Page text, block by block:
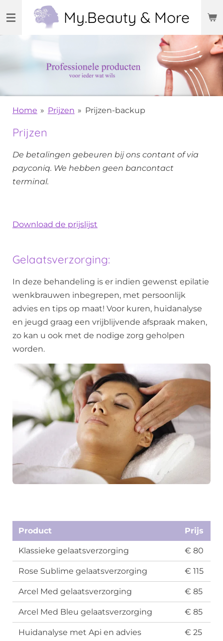
direct
hoofdinhoud
My.Beauty & More
Home » Prijzen » Prijzen-backup
Prijzen
De betalingen gebeuren bij ons contant of via
payconiq. We hebben geen bancontact
terminal.
Download de prijslijst
Gelaatsverzorging:
In deze behandeling is er indien gewenst epilatie
wenkbrauwen inbegrepen, met persoonlijk
advies en tips op maat! Voor kuren, huidanalyse
en jeugd graag een vrijblijvende afspraak maken,
zo kan u ook met de nodige zorg geholpen
worden.
Product Prijs
Klassieke gelaatsverzorging € 80
Rose Sublime gelaatsverzorging € 115
Arcel Med gelaatsverzorging € 85
Arcel Med Bleu gelaatsverzorging € 85
Huidanalyse met Api en advies € 25